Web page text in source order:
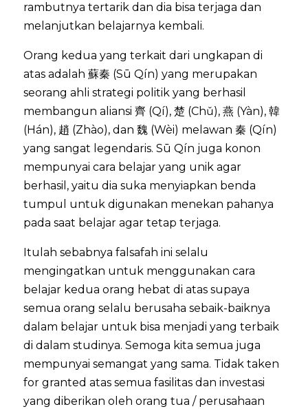
rambutnya tertarik dan dia bisa terjaga dan
melanjutkan belajarnya kembali.
Orang kedua yang terkait dari ungkapan di
atas adalah 蘇秦 (Sū Qín) yang merupakan
seorang ahli strategi politik yang berhasil
membangun aliansi 齊 (Qí), 楚 (Chǔ), 燕 (Yàn), 韓
(Hán), 趙 (Zhào), dan 魏 (Wèi) melawan 秦 (Qín)
yang sangat legendaris. Sū Qín juga konon
mempunyai cara belajar yang unik agar
berhasil, yaitu dia suka menyiapkan benda
tumpul untuk digunakan menekan pahanya
pada saat belajar agar tetap terjaga.
Itulah sebabnya falsafah ini selalu
mengingatkan untuk menggunakan cara
belajar kedua orang hebat di atas supaya
semua orang selalu berusaha sebaik-baiknya
dalam belajar untuk bisa menjadi yang terbaik
di dalam studinya. Semoga kita semua juga
mempunyai semangat yang sama. Tidak taken
for granted atas semua fasilitas dan investasi
yang diberikan oleh orang tua / perusahaan